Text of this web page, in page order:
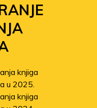
knjiga
u 2025.
knjiga